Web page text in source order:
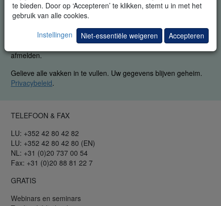
te bieden. Door op ‘Accepteren’ te klikken, stemt u in met het
gebruik van alle cookies.
Instellingen
Niet-essentiële weigeren Accepteren
bijkomende informatie met betrekking tot trading en
uitnodigingen voor trading events te sturen. U kunt zich steeds
afmelden.
Gelieve alle vakken in te vullen. Uw gegevens blijven geheim.
Privacybeleid.
TELEFOON & FAX
LU: +352 42 80 42 82
LU: +352 42 80 42 80 (EN)
NL: +31 (0)20 737 00 54
Fax: +31 (0)20 88 81 22 7
GRATIS
Webinars en seminars